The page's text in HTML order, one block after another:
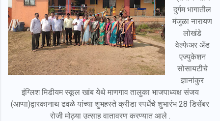
दुर्गम भागातील
मंजुळा नारायण
लोखंडे
वेल्फेअर अँड
एज्युकेशन
सोसायटीचे
ज्ञानांकुर
इंग्लिश मिडीयम स्कूल खांब येथे माणगाव तालुका भाजपाध्यक्ष संजय
(आप्पा)द्वारकानाथ ढवळे यांच्या शुभहस्ते क्रीडा स्पर्धेचे शुभारंभ 28 डिसेंबर
रोजी मोठ्या उत्साह वातावरण करण्यात आले .